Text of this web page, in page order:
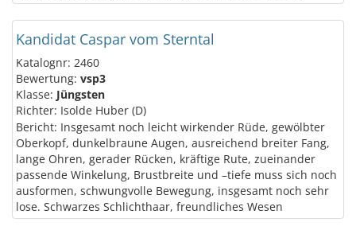
Kandidat Caspar vom Sterntal
Katalognr: 2460
Bewertung: vsp3
Klasse: Jüngsten
Richter: Isolde Huber (D)
Bericht: Insgesamt noch leicht wirkender Rüde, gewölbter
Oberkopf, dunkelbraune Augen, ausreichend breiter Fang,
lange Ohren, gerader Rücken, kräftige Rute, zueinander
passende Winkelung, Brustbreite und –tiefe muss sich noch
ausformen, schwungvolle Bewegung, insgesamt noch sehr
lose. Schwarzes Schlichthaar, freundliches Wesen